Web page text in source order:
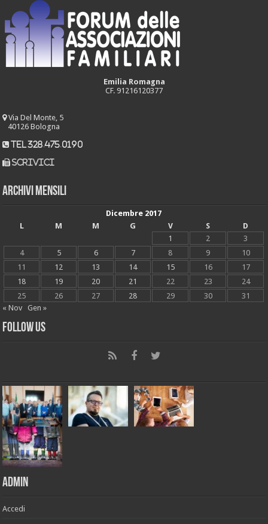
Emilia Romagna
CF. 91216120377
Via Del Monte, 5
40126 Bologna
tel 328.475.0190
scrivici
Archivi mensili
Dicembre 2017
L
M M G V S
D
1
2
3
4
5 6 7 8 9
10
11
12 13 14 15 16
17
18
19 20 21 22 23
24
25
26 27 28 29 30
31
« Nov
Gen »
Follow Us
Admin
Accedi